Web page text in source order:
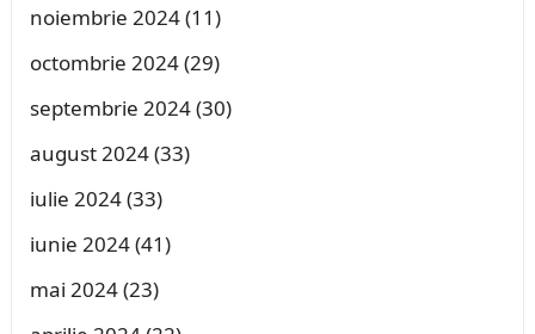
noiembrie 2024(11)
octombrie 2024(29)
septembrie 2024(30)
august 2024(33)
iulie 2024(33)
iunie 2024(41)
mai 2024(23)